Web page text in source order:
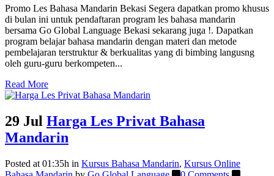
Promo Les Bahasa Mandarin Bekasi Segera dapatkan promo khusus
di bulan ini untuk pendaftaran program les bahasa mandarin
bersama Go Global Language Bekasi sekarang juga !. Dapatkan
program belajar bahasa mandarin dengan materi dan metode
pembelajaran terstruktur & berkualitas yang di bimbing langusng
oleh guru-guru berkompeten...
Read More
29 Jul Harga Les Privat Bahasa
Mandarin
Posted at 01:35h in Kursus Bahasa Mandarin, Kursus Online